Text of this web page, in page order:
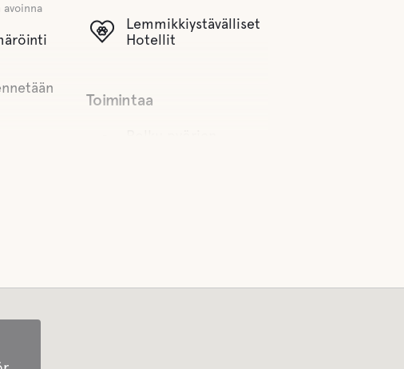
avoinna
Lemmikkiystävälliset
Hotellit
Toimintaa